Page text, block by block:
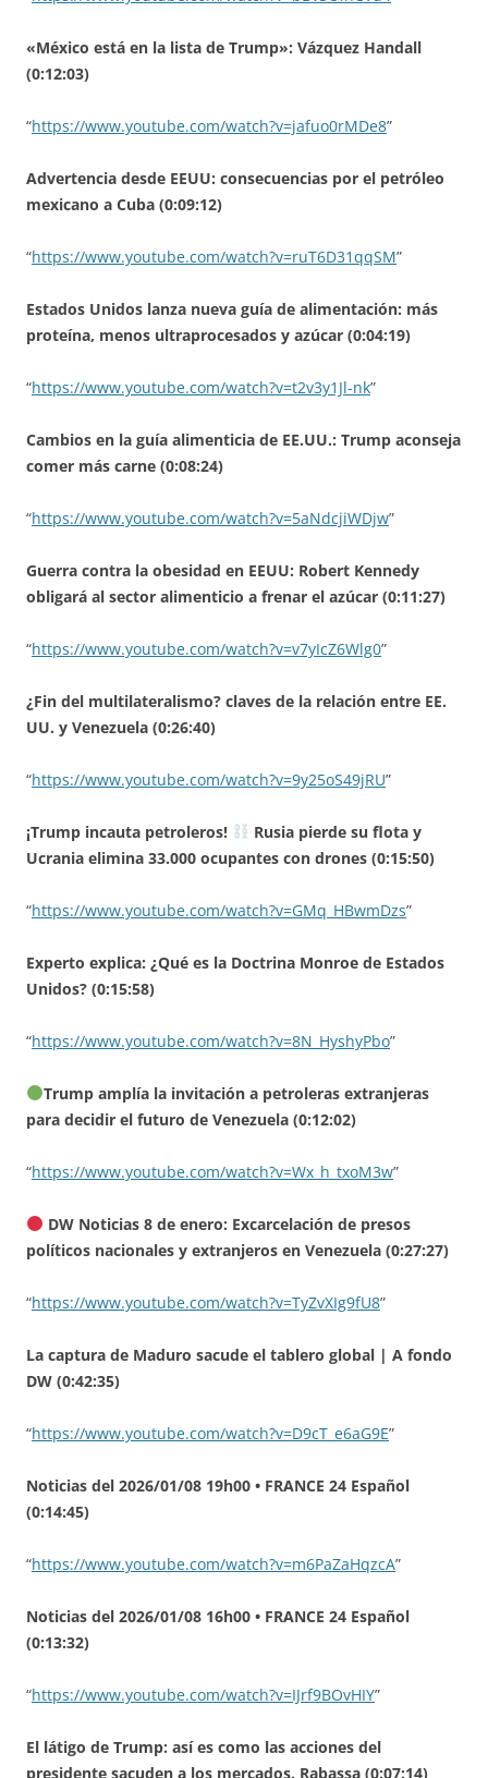
«México está en la lista de Trump»: Vázquez Handall
(0:12:03)
“https://www.youtube.com/watch?v=jafuo0rMDe8”
Advertencia desde EEUU: consecuencias por el petróleo
mexicano a Cuba (0:09:12)
“https://www.youtube.com/watch?v=ruT6D31qqSM”
Estados Unidos lanza nueva guía de alimentación: más
proteína, menos ultraprocesados y azúcar (0:04:19)
“https://www.youtube.com/watch?v=t2v3y1Jl-nk”
Cambios en la guía alimenticia de EE.UU.: Trump aconseja
comer más carne (0:08:24)
“https://www.youtube.com/watch?v=5aNdcjiWDjw”
Guerra contra la obesidad en EEUU: Robert Kennedy
obligará al sector alimenticio a frenar el azúcar (0:11:27)
“https://www.youtube.com/watch?v=v7yIcZ6Wlg0”
¿Fin del multilateralismo? claves de la relación entre EE.
UU. y Venezuela (0:26:40)
“https://www.youtube.com/watch?v=9y25oS49jRU”
¡Trump incauta petroleros!
Rusia pierde su flota y
Ucrania elimina 33.000 ocupantes con drones (0:15:50)
“https://www.youtube.com/watch?v=GMq_HBwmDzs”
Experto explica: ¿Qué es la Doctrina Monroe de Estados
Unidos? (0:15:58)
“https://www.youtube.com/watch?v=8N_HyshyPbo”
Trump amplía la invitación a petroleras extranjeras
para decidir el futuro de Venezuela (0:12:02)
“https://www.youtube.com/watch?v=Wx_h_txoM3w”
DW Noticias 8 de enero: Excarcelación de presos
políticos nacionales y extranjeros en Venezuela (0:27:27)
“https://www.youtube.com/watch?v=TyZvXIg9fU8”
La captura de Maduro sacude el tablero global | A fondo
DW (0:42:35)
“https://www.youtube.com/watch?v=D9cT_e6aG9E”
Noticias del 2026/01/08 19h00 • FRANCE 24 Español
(0:14:45)
“https://www.youtube.com/watch?v=m6PaZaHqzcA”
Noticias del 2026/01/08 16h00 • FRANCE 24 Español
(0:13:32)
“https://www.youtube.com/watch?v=IJrf9BOvHIY”
El látigo de Trump: así es como las acciones del
presidente sacuden a los mercados. Rabassa (0:07:14)